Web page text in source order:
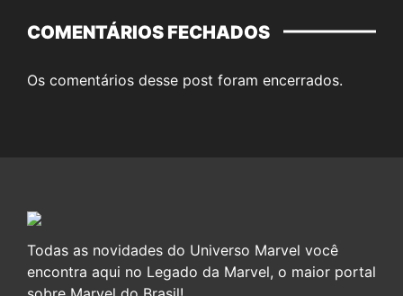
COMENTÁRIOS FECHADOS
Os comentários desse post foram encerrados.
Todas as novidades do Universo Marvel você
encontra aqui no Legado da Marvel, o maior portal